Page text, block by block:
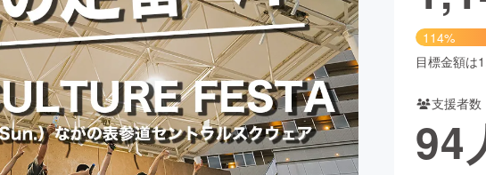
ゲーム・サービス開発 フード・飲食店
書籍・雑誌出版 アニメ・漫画
チャレンジ ビューティー・ヘルスケア
114%
目標金額は
支援者数
94